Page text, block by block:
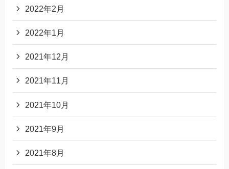
2022年2月
2022年1月
2021年12月
2021年11月
2021年10月
2021年9月
2021年8月